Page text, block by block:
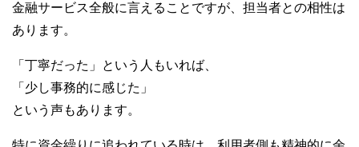
金融サービス全般に言えることですが、担当者との相性は
あります。
「丁寧だった」という人もいれば、
「少し事務的に感じた」
という声もあります。